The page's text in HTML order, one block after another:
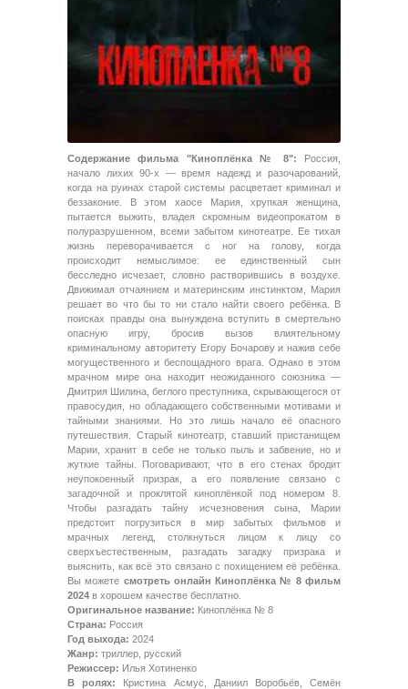
Содержание фильма "Киноплёнка № 8": Россия,
начало лихих 90-х — время надежд и разочарований,
когда на руинах старой системы расцветает криминал и
беззаконие. В этом хаосе Мария, хрупкая женщина,
пытается выжить, владея скромным видеопрокатом в
полуразрушенном, всеми забытом кинотеатре. Ее тихая
жизнь переворачивается с ног на голову, когда
происходит немыслимое: ее единственный сын
бесследно исчезает, словно растворившись в воздухе.
Движимая отчаянием и материнским инстинктом, Мария
решает во что бы то ни стало найти своего ребёнка. В
поисках правды она вынуждена вступить в смертельно
опасную игру, бросив вызов влиятельному
криминальному авторитету Егору Бочарову и нажив себе
могущественного и беспощадного врага. Однако в этом
мрачном мире она находит неожиданного союзника —
Дмитрия Шилина, беглого преступника, скрывающегося от
правосудия, но обладающего собственными мотивами и
тайными знаниями. Но это лишь начало её опасного
путешествия. Старый кинотеатр, ставший пристанищем
Марии, хранит в себе не только пыль и забвение, но и
жуткие тайны. Поговаривают, что в его стенах бродит
неупокоенный призрак, а его появление связано с
загадочной и проклятой киноплёнкой под номером 8.
Чтобы разгадать тайну исчезновения сына, Марии
предстоит погрузиться в мир забытых фильмов и
мрачных легенд, столкнуться лицом к лицу со
сверхъестественным, разгадать загадку призрака и
выяснить, как всё это связано с похищением её ребёнка.
Вы можете смотреть онлайн Киноплёнка № 8 фильм
2024 в хорошем качестве бесплатно.
Оригинальное название: Киноплёнка № 8
Страна: Россия
Год выхода: 2024
Жанр: триллер, русский
Режиссер: Илья Хотиненко
В ролях: Кристина Асмус, Даниил Воробьёв, Семён